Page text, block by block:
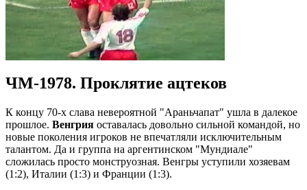
ЧМ-1978. Проклятие ацтеков
К концу 70-х слава невероятной "Араньчапат" ушла в далекое
прошлое. Венгрия оставалась довольно сильной командой, но
новые поколения игроков не впечатляли исключительным
талантом. Да и группа на аргентинском "Мундиале"
сложилась просто монструозная. Венгры уступили хозяевам
(1:2), Италии (1:3) и Франции (1:3).